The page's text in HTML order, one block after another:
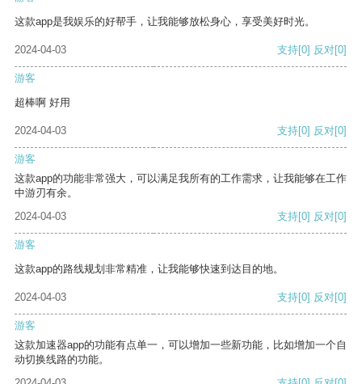
这款app是我娱乐的好帮手，让我能够放松身心，享受美好时光。
2024-04-03 支持[0] 反对[0]
游客
超棒啊 好用
2024-04-03 支持[0] 反对[0]
游客
这款app的功能非常强大，可以满足我所有的工作需求，让我能够在工作
中游刃有余。
2024-04-03
支持[0] 反对[0]
游客
这款app的路线规划非常精准，让我能够快速到达目的地。
2024-04-03 支持[0] 反对[0]
游客
这款加速器app的功能有点单一，可以增加一些新功能，比如增加一个自
动切换线路的功能。